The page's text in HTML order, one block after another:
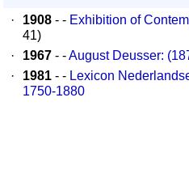
·
1908 - - Exhibition of
41)
·
1967 - -August Deusser:
·
1981 - - Lexicon
1750-1880